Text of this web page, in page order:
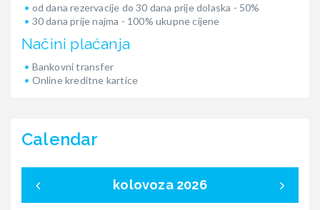
od dana rezervacije do 30 dana prije dolaska - 50%
30 dana prije najma - 100% ukupne cijene
Načini plaćanja
Bankovni transfer
Online kreditne kartice
Calendar
kolovoza 2026